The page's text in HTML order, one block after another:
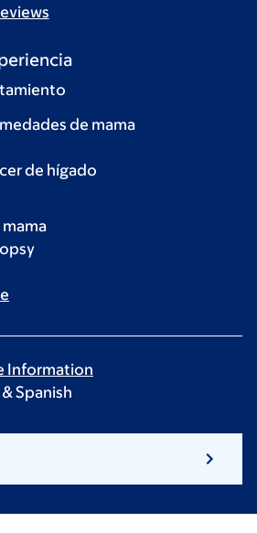
de mama
de hígado
Information
Spanish